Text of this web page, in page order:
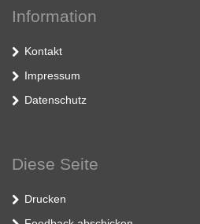
Information
Kontakt
Impressum
Datenschutz
Diese Seite
Drucken